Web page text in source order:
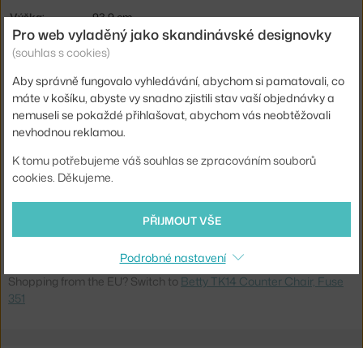
Výška:
93,9 cm
Hloubka:
45 cm
Výška stoličky: nízká barovka (výška sezení ca 65 cm)
Barva:
černá, hnědá
Sedák:
čalouněný
Podnož:
dřevo
AND-146195A235A190-351
Ste zo Slovenska? Prejdite naStolička Betty TK14, Fuse 351
Shopping from the EU? Switch to Betty TK14 Counter Chair, Fuse
351
Pro web vyladěný jako skandinávské designovky
(souhlas s cookies)
Aby správně fungovalo vyhledávání, abychom si pamatovali, co
máte v košíku, abyste vy snadno zjistili stav vaší objednávky a
nemuseli se pokaždé přihlašovat, abychom vás neobtěžovali
nevhodnou reklamou.
K tomu potřebujeme váš souhlas se zpracováním souborů
cookies. Děkujeme.
PŘIJMOUT VŠE
Podrobné nastavení